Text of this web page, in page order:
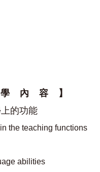
內 容 】
的功能
the teaching functions
abilities